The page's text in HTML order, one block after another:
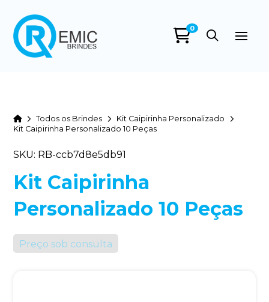
0
HomeTodos os Brindes
Kit Caipirinha Personalizado
Kit Caipirinha Personalizado 10 Peças
SKU: RB-ccb7d8e5db91
Kit Caipirinha
Personalizado 10 Peças
Preço sob consulta